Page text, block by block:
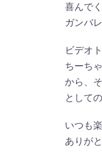
喜んで
ガンバ
ビデオ
ちーち
から、
として
いつも
ありが